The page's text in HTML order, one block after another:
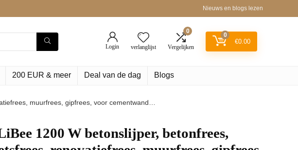
Nieuws en blogs lezen
Login verlanglijst
0
Vergelijken
0
€0.00
200 EUR & meer Deal van de dag Blogs
muurfrees, gipfrees, voor cementwand…
1200 W betonslijper, betonfrees,